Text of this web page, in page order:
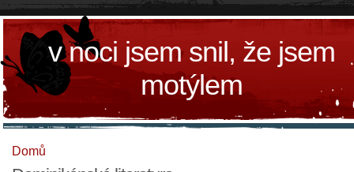
v noci jsem snil, že jsem
motýlem
Domů